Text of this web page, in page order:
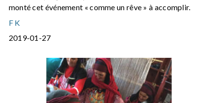
monté cet événement « comme un rêve » à accomplir.
F K
2019-01-27